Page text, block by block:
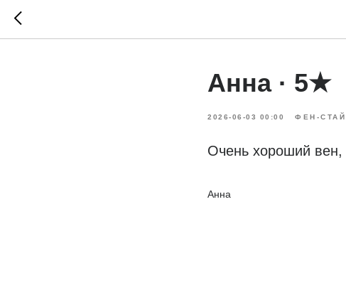
Анна · 5★
2026-06-03 00:00 ФЕН-
Очень хороший вен,
Анна